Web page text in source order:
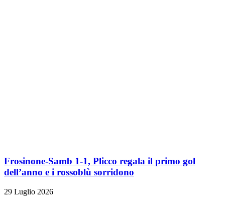
Frosinone-Samb 1-1, Plicco regala il primo gol
dell’anno e i rossoblù sorridono
29 Luglio 2026